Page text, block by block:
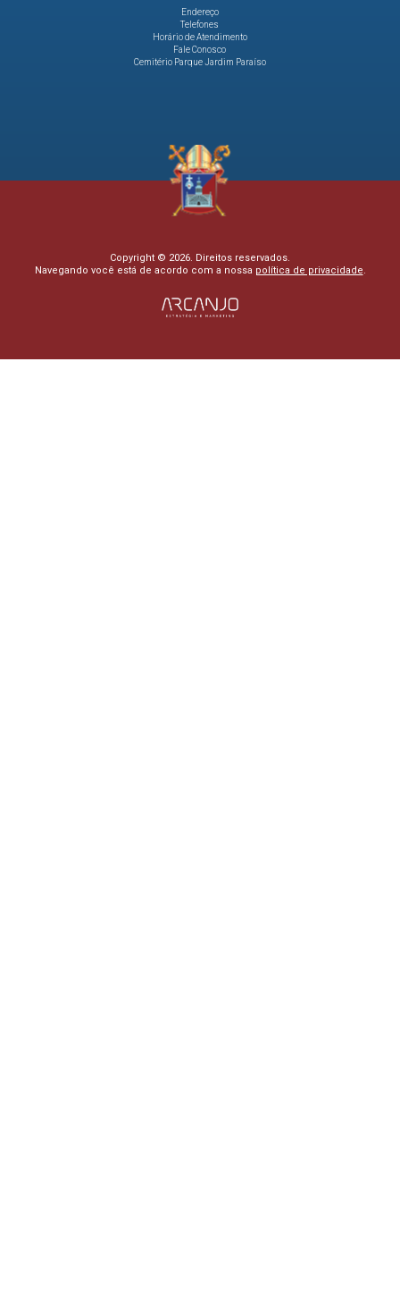
Endereço
Telefones
Horário de Atendimento
Fale Conosco
Cemitério Parque Jardim Paraíso
Copyright © 2026. Direitos reservados.
Navegando você está de acordo com a nossa política de privacidade.